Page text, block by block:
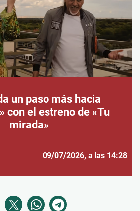
un paso más hacia
con el estreno de «Tu
mirada»
09/07/2026, a las 14:28